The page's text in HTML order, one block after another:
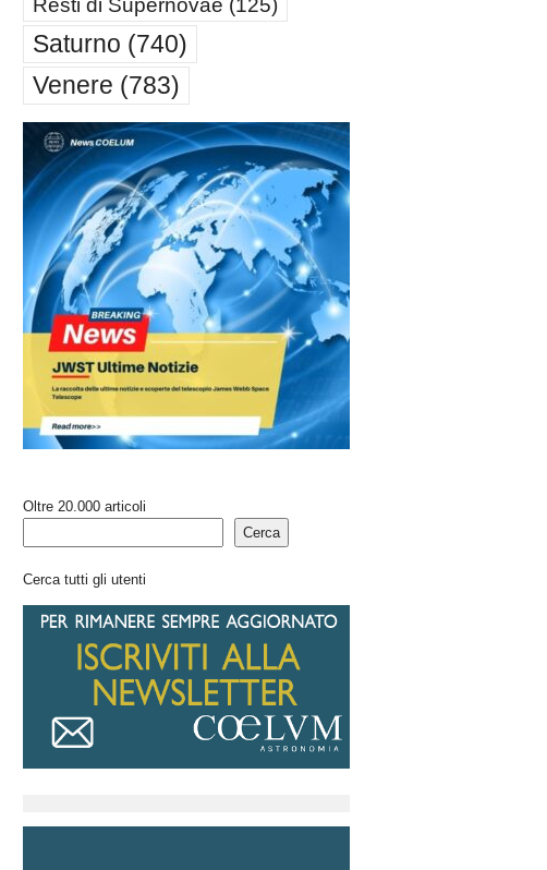
Saturno (740)
Venere (783)
Oltre 20.000 articoli
Cerca
Cerca tutti gli utenti